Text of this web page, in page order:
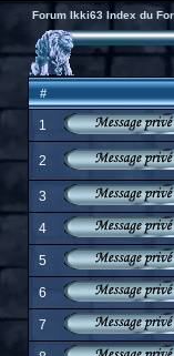
Forum Ikki63 Index du
#
1
2
3
4
5
6
7